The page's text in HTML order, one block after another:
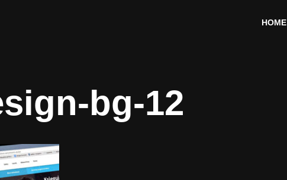
HOME
bg-12